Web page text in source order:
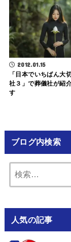
2012.01.15
「日本でいちばん大
社３」で葬儀社が紹
す
ブログ内検索
人気の記事